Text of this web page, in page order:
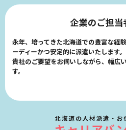
企業のご担当
永年、培ってきた北海道での豊富な経
ーディーかつ安定的に派遣いたします。
貴社のご要望をお伺いしながら、幅広
す。
北海道の人材派遣・お